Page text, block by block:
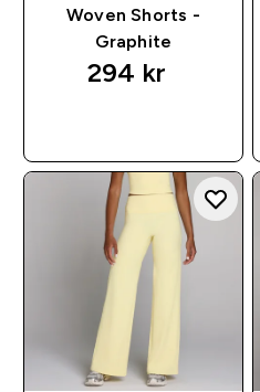
Woven Shorts -
Graphite
294 kr‎